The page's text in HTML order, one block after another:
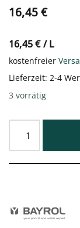
16,45€
16,45€/L
kostenfreier
Lieferzeit: 2-4
3 vorrätig